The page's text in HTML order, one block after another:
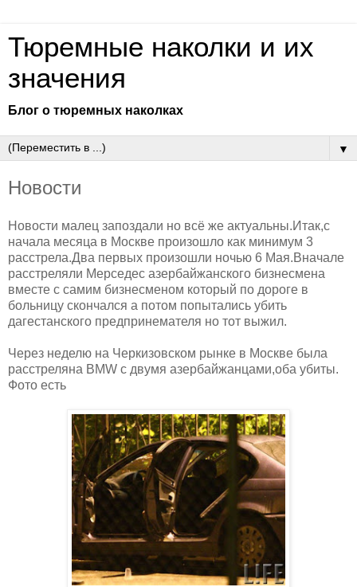
Тюремные наколки и их
значения
Блог о тюремных наколках
▼
Новости
Новости малец запоздали но всё же актуальны.Итак,с
начала месяца в Москве произошло как минимум 3
расстрела.Два первых произошли ночью 6 Мая.Вначале
расстреляли Мерседес азербайжанского бизнесмена
вместе с самим бизнесменом который по дороге в
больницу скончался а потом попытались убить
дагестанского предпринемателя но тот выжил.
Через неделю на Черкизовском рынке в Москве была
расстреляна BMW с двумя азербайжанцами,оба убиты.
Фото есть